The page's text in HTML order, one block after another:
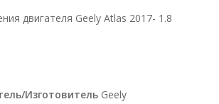
двигателя Geely Atlas 2017- 1.8
Изготовитель Geely